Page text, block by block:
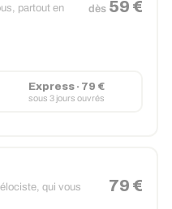
partout en
dès 59 €
Express · 79 €
sous 3 jours ouvrés
qui vous
79 €